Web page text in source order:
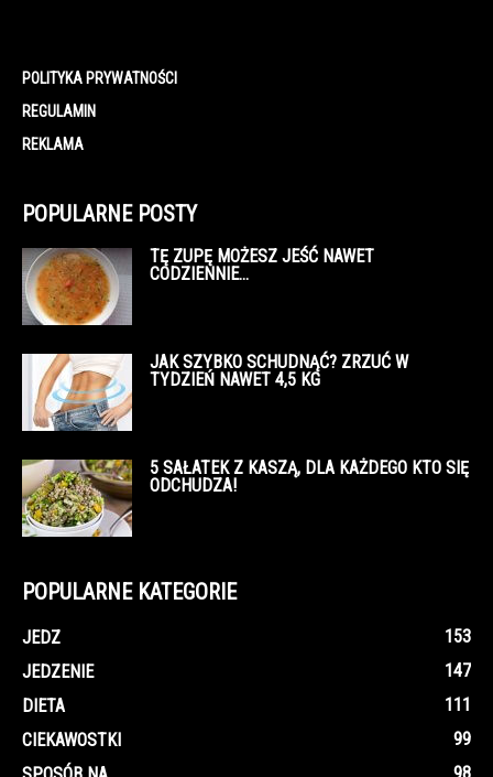
POLITYKA PRYWATNOŚCI
REGULAMIN
REKLAMA
POPULARNE POSTY
TĘ ZUPĘ MOŻESZ JEŚĆ NAWET
CODZIENNIE…
JAK SZYBKO SCHUDNĄĆ? ZRZUĆ W
TYDZIEŃ NAWET 4,5 KG
5 SAŁATEK Z KASZĄ, DLA KAŻDEGO KTO SIĘ
ODCHUDZA!
POPULARNE KATEGORIE
JEDZ
153
JEDZENIE
147
DIETA
111
CIEKAWOSTKI
99